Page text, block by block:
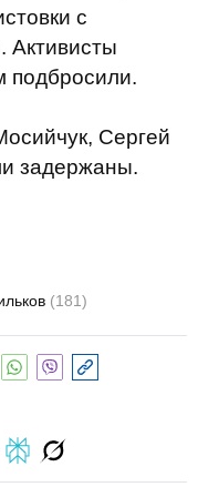
с
Активисты
подбросили.
Сергей
задержаны.
(181)